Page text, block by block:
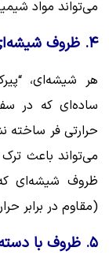
می‌تواند مواد
۴. ظروف شیشه‌ای معمولی (غیر مقاوم)
هر شیشه‌ای،
ساده‌ای که در
حرارتی فر ساخته
می‌تواند باعث
(مقاوم در برابر
۵. ظروف با دسته یا روکش پلاستیکی